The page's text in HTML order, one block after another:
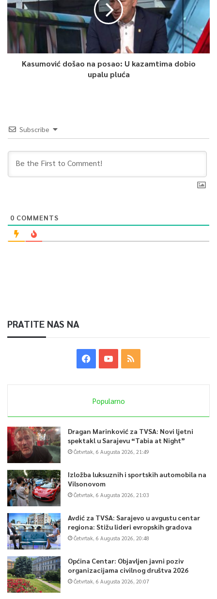
Kasumović došao na posao: U kazamtima dobio
upalu pluća
Subscribe
0 COMMENTS
PRATITE NAS NA
Popularno
Dragan Marinković za TVSA: Novi ljetni
spektakl u Sarajevu “Tabia at Night”
Četvrtak, 6 Augusta 2026, 21:49
Izložba luksuznih i sportskih automobila na
Vilsonovom
Četvrtak, 6 Augusta 2026, 21:03
Avdić za TVSA: Sarajevo u avgustu centar
regiona: Stižu lideri evropskih gradova
Četvrtak, 6 Augusta 2026, 20:48
Općina Centar: Objavljen javni poziv
organizacijama civilnog društva 2026
Četvrtak, 6 Augusta 2026, 20:07